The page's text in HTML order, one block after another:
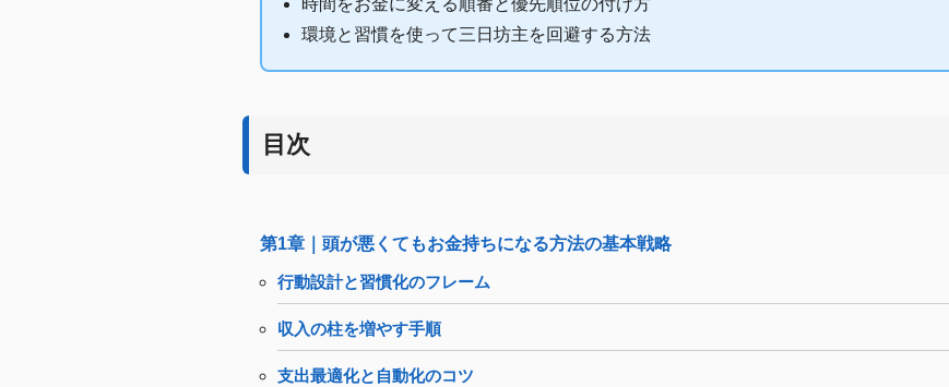
時間をお金に変える順番と優先順位の付け方
環境と習慣を使って三日坊主を回避する方法
目次
第1章｜頭が悪くてもお金持ちになる方法の基本戦略
行動設計と習慣化のフレーム
収入の柱を増やす手順
支出最適化と自動化のコツ